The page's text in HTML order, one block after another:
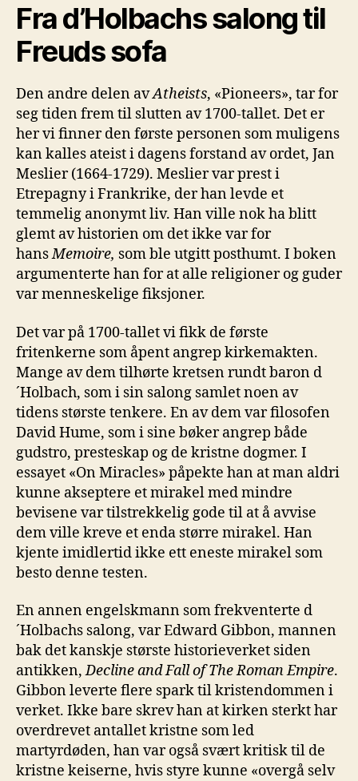
Frad’Holbachssalong til
Freuds sofa
Den andre delen avAtheists, «Pioneers», tar for
seg tiden frem til slutten av 1700-tallet. Det er
her vi finner den første personen som muligens
kan kalles ateist i dagens forstand av ordet, Jan
Meslier (1664-1729). Meslier var prest i
Etrepagny i Frankrike, der han levde et
temmelig anonymt liv. Han ville nok ha blitt
glemt av historien om det ikke var for
hansMemoire, som ble utgitt posthumt. I boken
argumenterte han for at alle religioner og guder
var menneskelige fiksjoner.
Det var på 1700-tallet vi fikk de første
fritenkerne som åpent angrep kirkemakten.
Mange av dem tilhørte kretsen rundt baron d
´Holbach, som i sin salong samlet noen av
tidens største tenkere. En av dem var filosofen
David Hume, som i sine bøker angrep både
gudstro, presteskap og de kristne dogmer. I
essayet «On Miracles» påpekte han at man aldri
kunne akseptere et mirakel med mindre
bevisene var tilstrekkelig gode til at å avvise
dem ville kreve et enda større mirakel. Han
kjente imidlertid ikke ett eneste mirakel som
besto denne testen.
En annen engelskmann som frekventerte d
´Holbachs salong, var Edward Gibbon, mannen
bak det kanskje største historieverket siden
antikken,Declineand Fall of The Roman Empire.
Gibbon leverte flere spark til kristendommen i
verket. Ikke bare skrev han at kirken sterkt har
overdrevet antallet kristne som led
martyrdøden, han var også svært kritisk til de
kristne keiserne, hvis styre kunne «overgå selv